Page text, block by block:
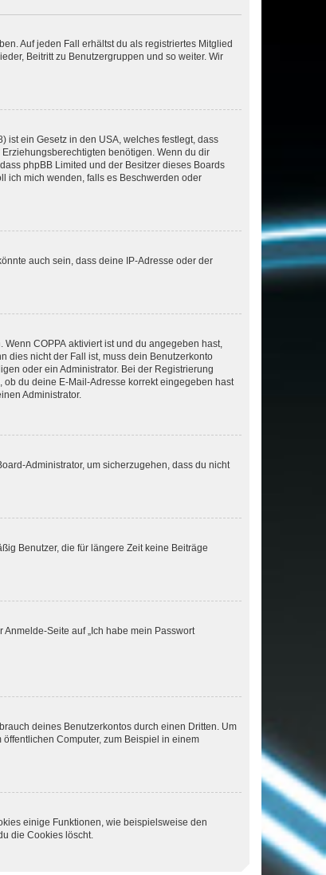
Auf jeden Fall erhältst du als registriertes Mitglied
Beitritt zu Benutzergruppen und so weiter. Wir
ist ein Gesetz in den USA, welches festlegt, dass
benötigen. Wenn du dir
phpBB Limited und der Besitzer dieses Boards
ich mich wenden, falls es Beschwerden oder
auch sein, dass deine IP-Adresse oder der
Wenn COPPA aktiviert ist und du angegeben hast,
dies nicht der Fall ist, muss dein Benutzerkonto
oder ein Administrator. Bei der Registrierung
du deine E-Mail-Adresse korrekt eingegeben hast
Administrator.
Administrator, um sicherzugehen, dass du nicht
Benutzer, die für längere Zeit keine Beiträge
Seite auf „Ich habe mein Passwort
deines Benutzerkontos durch einen Dritten. Um
Computer, zum Beispiel in einem
einige Funktionen, wie beispielsweise den
die Cookies löscht.